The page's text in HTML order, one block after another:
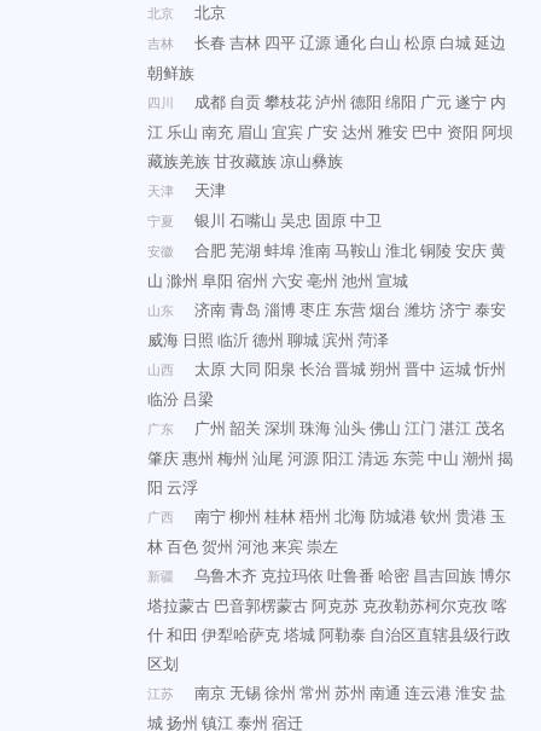
北京 北京
吉林 长春 吉林 四平辽源通化 白山 松原 白城延边
朝鲜族
四川 成都 自贡攀枝花泸州 德阳 绵阳 广元遂宁 内
江 乐山 南充 眉山 宜宾 广安达州 雅安 巴中 资阳 阿坝
藏族羌族甘孜藏族凉山彝族
天津 天津
宁夏 银川 石嘴山 吴忠 固原中卫
安徽 合肥芜湖 蚌埠淮南马鞍山 淮北铜陵 安庆黄
山 滁州 阜阳 宿州 六安亳州 池州 宣城
山东 济南青岛 淄博枣庄 东营烟台 潍坊济宁泰安
威海 日照 临沂德州 聊城滨州 菏泽
山西 太原 大同 阳泉 长治晋城朔州 晋中 运城忻州
临汾 吕梁
广东 广州 韶关 深圳 珠海汕头佛山 江门 湛江 茂名
肇庆惠州 梅州 汕尾 河源阳江清远 东莞中山 潮州 揭
阳 云浮
广西 南宁柳州 桂林梧州 北海防城港钦州 贵港 玉
林百色贺州 河池来宾崇左
新疆 乌鲁木齐 克拉玛依 吐鲁番 哈密 昌吉回族博尔
塔拉蒙古 巴音郭楞蒙古阿克苏 克孜勒苏柯尔克孜喀
什和田 伊犁哈萨克塔城阿勒泰 自治区直辖县级行政
区划
江苏 南京无锡徐州 常州 苏州 南通 连云港淮安盐
城扬州 镇江泰州 宿迁